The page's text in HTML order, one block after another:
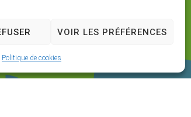
VOIR LES PRÉFÉRENCES
Politique de cookies